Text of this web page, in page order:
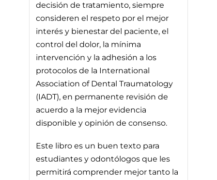
decisión de tratamiento, siempre
consideren el respeto por el mejor
interés y bienestar del paciente, el
control del dolor, la mínima
intervención y la adhesión a los
protocolos de la International
Association of Dental Traumatology
(IADT), en permanente revisión de
acuerdo a la mejor evidencia
disponible y opinión de consenso.
Este libro es un buen texto para
estudiantes y odontólogos que les
permitirá comprender mejor tanto la